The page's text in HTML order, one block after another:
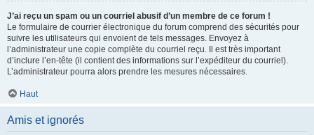
J’ai reçu un spam ou un courriel abusif d’un membre de ce forum !
Le formulaire de courrier électronique du forum comprend des sécurités pour
suivre les utilisateurs qui envoient de tels messages. Envoyez à
l’administrateur une copie complète du courriel reçu. Il est très important
d’inclure l’en-tête (il contient des informations sur l’expéditeur du courriel).
L’administrateur pourra alors prendre les mesures nécessaires.
Haut
Amis et ignorés